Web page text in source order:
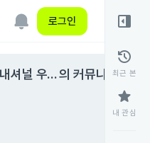
로그인
셔널 우선
적 상환)
의 커뮤니티expand_circle_right
right_panel_open
history
최근 본
star
내 관심